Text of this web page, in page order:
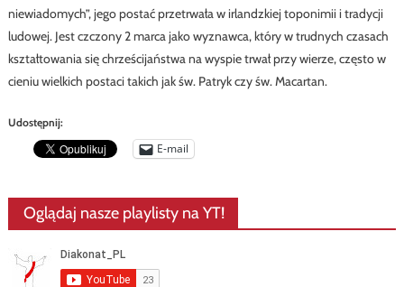
niewiadomych”, jego postać przetrwała w irlandzkiej toponimii i tradycji
ludowej. Jest czczony 2 marca jako wyznawca, który w trudnych czasach
kształtowania się chrześcijaństwa na wyspie trwał przy wierze, często w
cieniu wielkich postaci takich jak św. Patryk czy św. Macartan.
Udostępnij:
E-mail
Oglądaj nasze playlisty na YT!